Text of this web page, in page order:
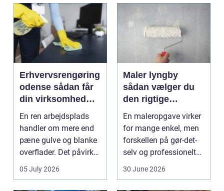
Erhvervsrengøring
odense sådan får
din virksomhed
mest værdi for
pengene
En ren arbejdsplads
handler om mere end
pæne gulve og blanke
overflader. Det påvirker
både arbejdsmi...
05 July 2026
Maler lyngby
sådan vælger du
den rigtige
fagmand
En maleropgave virker
for mange enkel, men
forskellen på gør-det-
selv og professionelt
arbejde er of...
30 June 2026